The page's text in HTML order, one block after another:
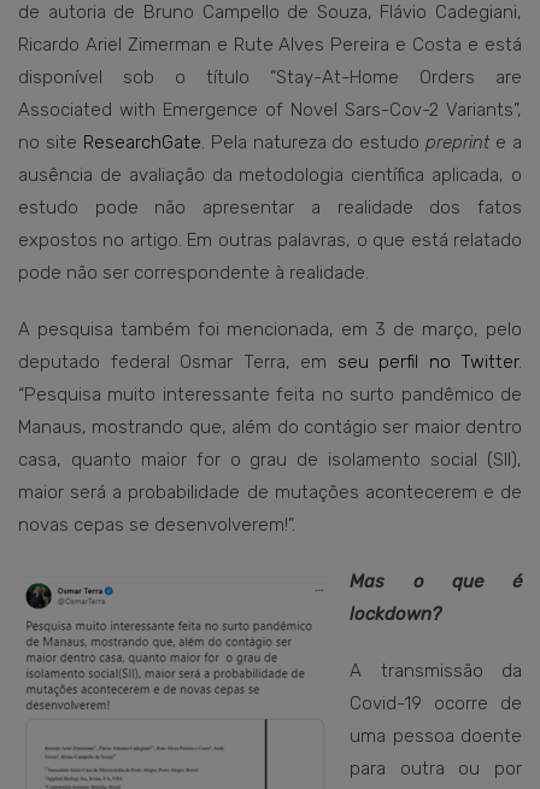
de autoria de Bruno Campello de Souza, Flávio Cadegiani,
Ricardo Ariel Zimerman e Rute Alves Pereira e Costa e está
disponível sob o título “Stay-At-Home Orders are
Associated with Emergence of Novel Sars-Cov-2 Variants”,
no site ResearchGate. Pela natureza do estudopreprinte a
ausência de avaliação da metodologia científica aplicada, o
estudo pode não apresentar a realidade dos fatos
expostos no artigo. Em outras palavras, o que está relatado
pode não ser correspondente à realidade.
A pesquisa também foi mencionada, em 3 de março, pelo
deputado federal Osmar Terra, em seu perfil no Twitter.
“Pesquisa muito interessante feita no surto pandêmico de
Manaus, mostrando que, além do contágio ser maior dentro
casa, quanto maior for o grau de isolamento social (SII),
maior será a probabilidade de mutações acontecerem e de
novas cepas se desenvolverem!”.
Mas o que é
lockdown?
A transmissão da
Covid-19 ocorre de
uma pessoa doente
para outra ou por